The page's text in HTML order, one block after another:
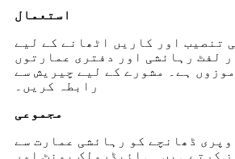
استعمال
تنصیب اور کاریں اٹھانے کے لیے
لفٹ رہائشی اور دفتری عمارتوں
ہے۔ مشورے کے لیے چیریش سے
رابطہ کریں۔
مجموعی
ڈھانچے کو رہائشی عمارت سے
کرتے ہیں۔ ہائیڈرولک یونٹ اور